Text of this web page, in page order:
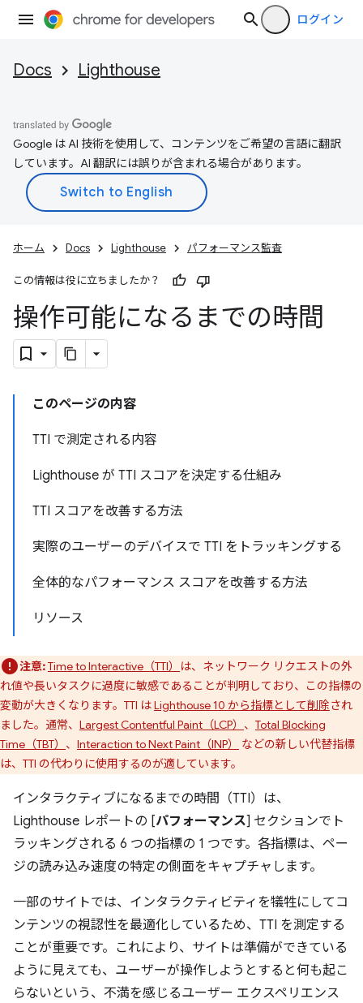
ログイン
Docs Lighthouse
Google は AI 技術を使用して、コンテンツをご希望の言語に翻訳
しています。AI 翻訳には誤りが含まれる場合があります。
ホーム Docs Lighthouse パフォーマンス監査
この情報は役に立ちましたか？
操作可能になるまでの時間
このページの内容
TTI で測定される内容
Lighthouse が TTI スコアを決定する仕組み
TTI スコアを改善する方法
実際のユーザーのデバイスで TTI をトラッキングする
全体的なパフォーマンス スコアを改善する方法
リソース
注意:Time to Interactive（TTI）
は、ネットワーク リクエストの外
れ値や長いタスクに過度に敏感であることが判明しており、この指標の
変動が大きくなります。TTI はLighthouse 10 から指標として削除され
ました。通常、 Largest Contentful Paint（LCP） 、 Total Blocking
Time（TBT） 、 Interaction to Next Paint（INP）
などの新しい代替指標
は、TTI の代わりに使用するのが適しています。
インタラクティブになるまでの時間（TTI）は、
Lighthouse レポートの [パフォーマンス] セクションでト
ラッキングされる 6 つの指標の 1 つです。各指標は、ペー
ジの読み込み速度の特定の側面をキャプチャします。
一部のサイトでは、インタラクティビティを犠牲にしてコ
ンテンツの視認性を最適化しているため、TTI を測定する
ことが重要です。これにより、サイトは準備ができている
ように見えても、ユーザーが操作しようとすると何も起こ
らないという、不満を感じるユーザー エクスペリエンス